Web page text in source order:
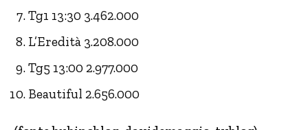
Tg1 13:30 3.462.000
L’Eredità 3.208.000
Tg5 13:00 2.977.000
Beautiful 2.656.000